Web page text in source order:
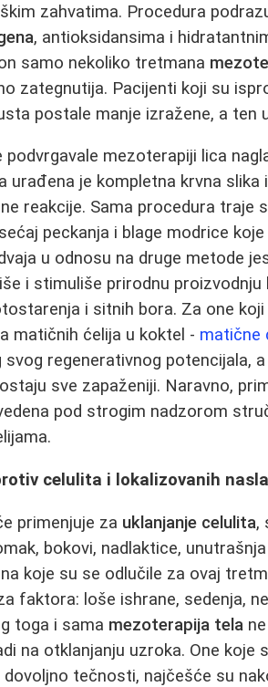
zahvatima. Procedura
, antioksidansima i
samo nekoliko tretmana
zategnutija. Pacijenti koji su
postale manje izražene, a ten
mezoterapiji lica
urađena je kompletna krvna slika
reakcije. Sama procedura traje
peckanja i blage modrice
u odnosu na druge metode
i stimuliše prirodnu proizvodnju
i sitnih bora. Za one
matičnih ćelija u koktel - matične
regenerativnog potencijala,
sve zapaženiji. Naravno,
pod strogim nadzorom
celulita i lokalizovanih
primenjuje za uklanjanje celulita,
bokovi, nadlaktice,
koje su se odlučile za ovaj
faktora: loše ishrane, sedenja,
toga i sama mezoterapija tela
na otklanjanju uzroka. One koje
tečnosti, najčešće su